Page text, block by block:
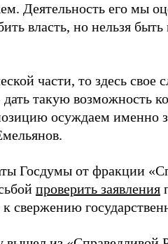
Деятельность его мы
власть, но нельзя быть
части, то здесь свое
такую возможность
осуждаем именно
Госдумы от фракции
проверить заявления
свержению